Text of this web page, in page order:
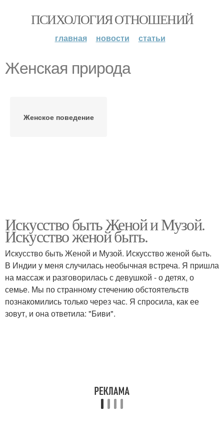
ПСИХОЛОГИЯ ОТНОШЕНИЙ
главная новости статьи
Женская природа
Женское поведение
Искусство быть Женой и Музой.
Искусство женой быть.
Искусство быть Женой и Музой. Искусство женой быть.
В Индии у меня случилась необычная встреча. Я пришла
на массаж и разговорилась с девушкой - о детях, о
семье. Мы по странному стечению обстоятельств
познакомились только через час. Я спросила, как ее
зовут, и она ответила: "Биви".